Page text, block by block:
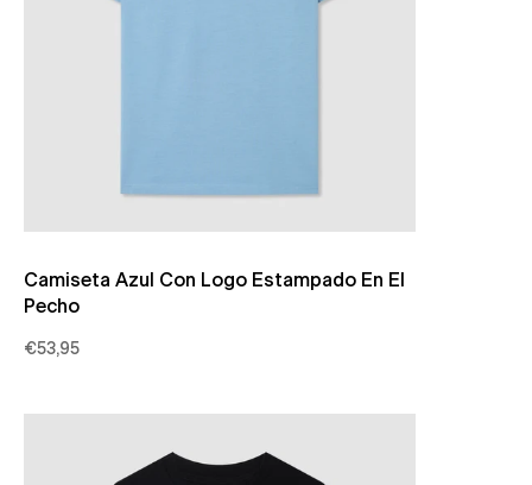
Camiseta Azul Con Logo Estampado En El
Pecho
€53,95